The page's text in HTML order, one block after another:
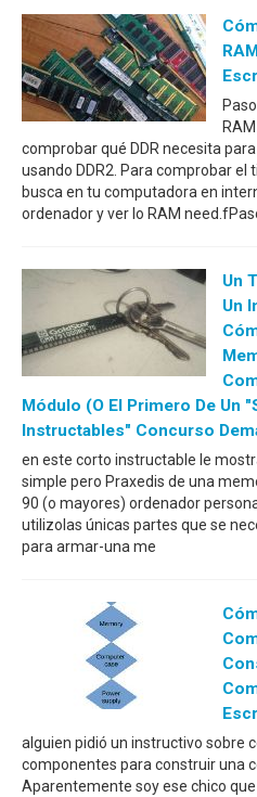
comprobar qué DDR necesita
usando DDR2. Para comprobar el
busca en tu computadora en
ordenador y ver lo RAM
Un
Un
Módulo (o El Primero De Un
Instructables" Concurso
en este corto instructable le
simple pero Praxedis de una
90 (o mayores) ordenador
utilizolas únicas partes que se
para armar-una me
alguien pidió un instructivo sobre
componentes para construir una
Aparentemente soy ese chico